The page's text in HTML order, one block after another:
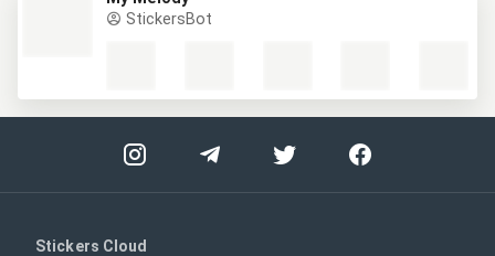
StickersBot
Stickers Cloud